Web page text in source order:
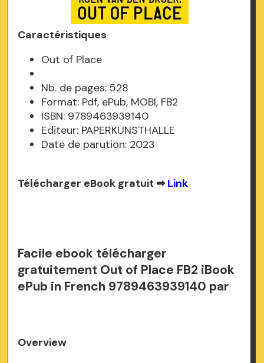
Caractéristiques
Out of Place
Nb. de pages: 528
Format: Pdf, ePub, MOBI, FB2
ISBN: 9789463939140
Editeur: PAPERKUNSTHALLE
Date de parution: 2023
Télécharger eBook gratuit ➡Link
Facile ebook télécharger
gratuitement Out of Place FB2 iBook
ePub in French 9789463939140 par
Overview